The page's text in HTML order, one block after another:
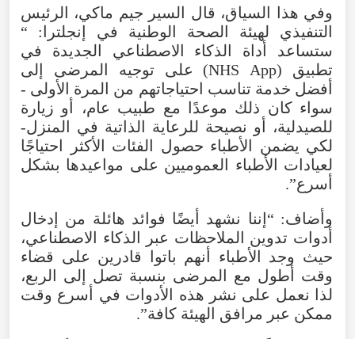
وفي هذا السياق، قال السير جيم ماكي،
الرئيس
التنفيذي
لهيئة الصحة الوطنية في إنجلترا : “
ستساعد
أداة الذكاء الاصطناعي الجديدة
في
تطبيق (
NHS App
) على توجيه المرضى
إلى
أفضل خدمة تناسب احتياجاتهم من المرة الأولى -
سواء كان ذلك موعدًا مع طبيب عام، أو زيارة
للصيدلية، أو نصيحة للرعاية الذاتية في المنزل-
لكي يضمن الأطباء حصول الفئات الأكثر
احتياجًا
لعيادات
الأطباء العموميين على مواعيدها بشكل
أسرع”.
وأضاف: “ إننا نشهد أيضًا فوائد هائلة من
إدخال
أدوات تدوين الملاحظات عبر الذكاء الاصطناعي،
حيث وجد الأطباء أنهم باتوا قادرين على قضاء
وقت
أطول مع المرضى بنسبة تصل إلى الربع،
لذا
نعمل على نشر هذه الأدوات في أسرع وقت
ممكن عبر مرافق الهيئة كافة”.